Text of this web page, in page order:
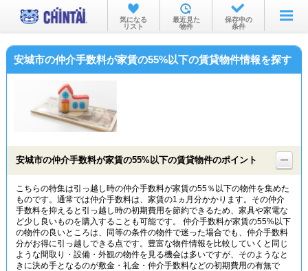
お部屋を探す
沿線・駅から
物件特集から
TOP
気になる
リスト
最近見た
物件
保存中の
条件
安城市の仲介手数料が家賃の55%以下の賃貸物件情報を探す
安城市の仲介手数料が家賃の55%以下の賃貸物件のポイント
こちらの特集は引っ越し時の仲介手数料が家賃の55％以下の物件を集めた
ものです。通常では仲介手数料は、家賃の1ヵ月分かかります。その仲介
手数料を抑えると引っ越し時の初期費用を節約できるため、家具や家電な
ど少し良いものを購入することも可能です。 仲介手数料が家賃の55%以下
の物件の良いところは、同等の条件の物件で迷った場合でも、仲介手数料
分がお得に引っ越しできる点です。豊富な物件情報を比較していくと同じ
ような間取り・設備・外観の物件を見る機会は多いですが、そのようなと
きに決め手となるのが敷金・礼金・仲介手数料などの初期費用の有無で